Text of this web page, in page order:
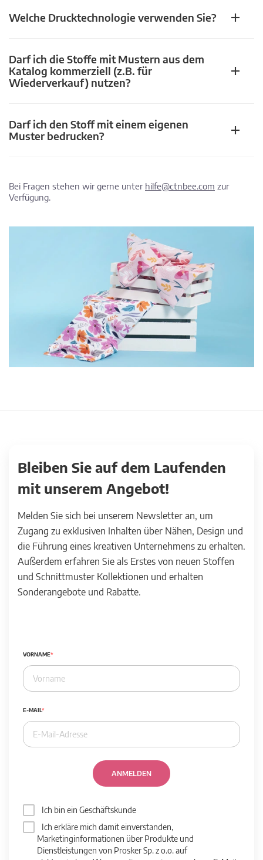
Welche Drucktechnologie verwenden Sie?
Darf ich die Stoffe mit Mustern aus dem
Katalog kommerziell (z.B. für
Wiederverkauf) nutzen?
Darf ich den Stoff mit einem eigenen
Muster bedrucken?
Bei Fragen stehen wir gerne unter hilfe@ctnbee.com zur
Verfügung.
Bleiben Sie auf dem Laufenden
mit unserem Angebot!
Melden Sie sich bei unserem Newsletter an, um
Zugang zu exklusiven Inhalten über Nähen, Design und
die Führung eines kreativen Unternehmens zu erhalten.
Außerdem erfahren Sie als Erstes von neuen Stoffen
und Schnittmuster Kollektionen und erhalten
Sonderangebote und Rabatte.
VORNAME
E-MAIL
ANMELDEN
Ich bin ein Geschäftskunde
Ich erkläre mich damit einverstanden,
Marketinginformationen über Produkte und
Dienstleistungen von Prosker Sp. z o.o. auf